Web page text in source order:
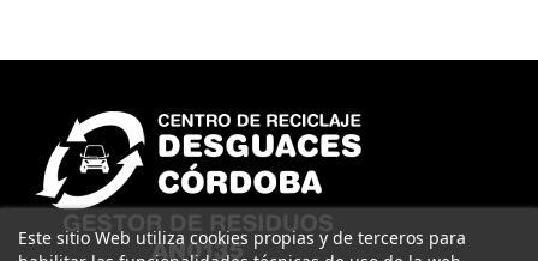
Este sitio Web utiliza cookies propias y de terceros para